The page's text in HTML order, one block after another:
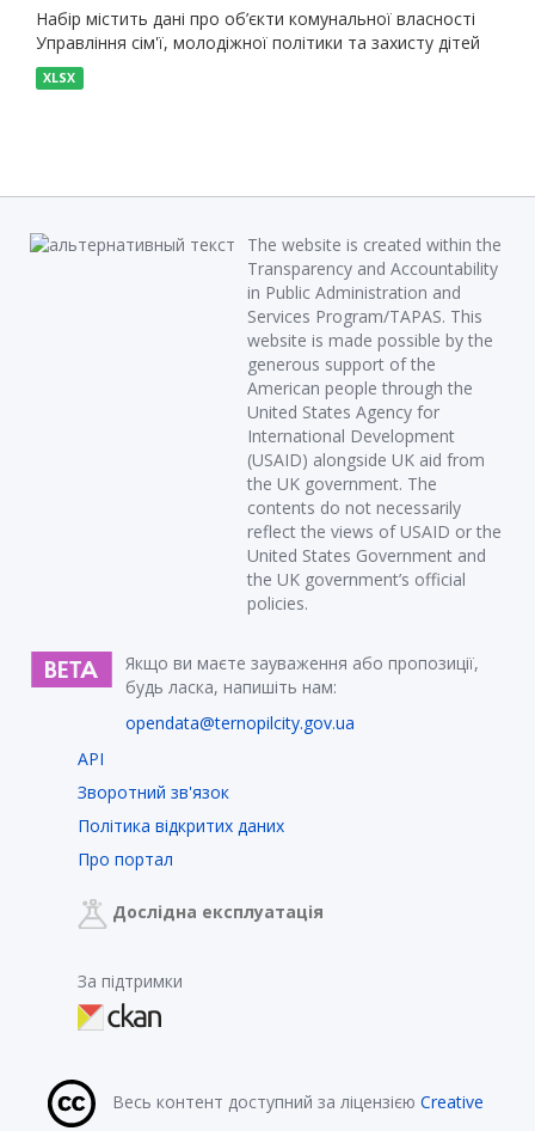
Набір містить дані про об’єкти комунальної власності
Управління сім'ї, молодіжної політики та захисту дітей
XLSX
The website is created within the
Transparency and Accountability
in Public Administration and
Services Program/TAPAS. This
website is made possible by the
generous support of the
American people through the
United States Agency for
International Development
(USAID) alongside UK aid from
the UK government. The
contents do not necessarily
reflect the views of USAID or the
United States Government and
the UK government’s official
policies.
Якщо ви маєте зауваження або пропозиції,
будь ласка, напишіть нам:
opendata@ternopilcity.gov.ua
API
Зворотний зв'язок
Політика відкритих даних
Про портал
Дослідна експлуатація
За підтримки
Весь контент доступний за ліцензією Creative